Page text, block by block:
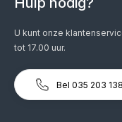
U kunt onze
tot 17.00 uur.
Bel 035 203